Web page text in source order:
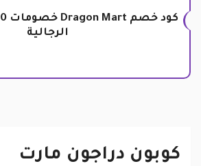
الرجالية
كوبون دراجون مارت